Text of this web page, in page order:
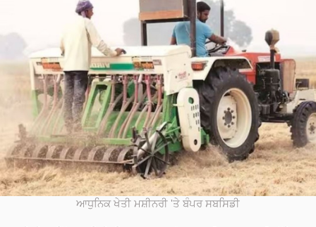
ਆਧੁਨਿਕ ਖੇਤੀ ਮਸ਼ੀਨਰੀ 'ਤੇ ਬੰਪਰ ਸਬਸਿਡੀ